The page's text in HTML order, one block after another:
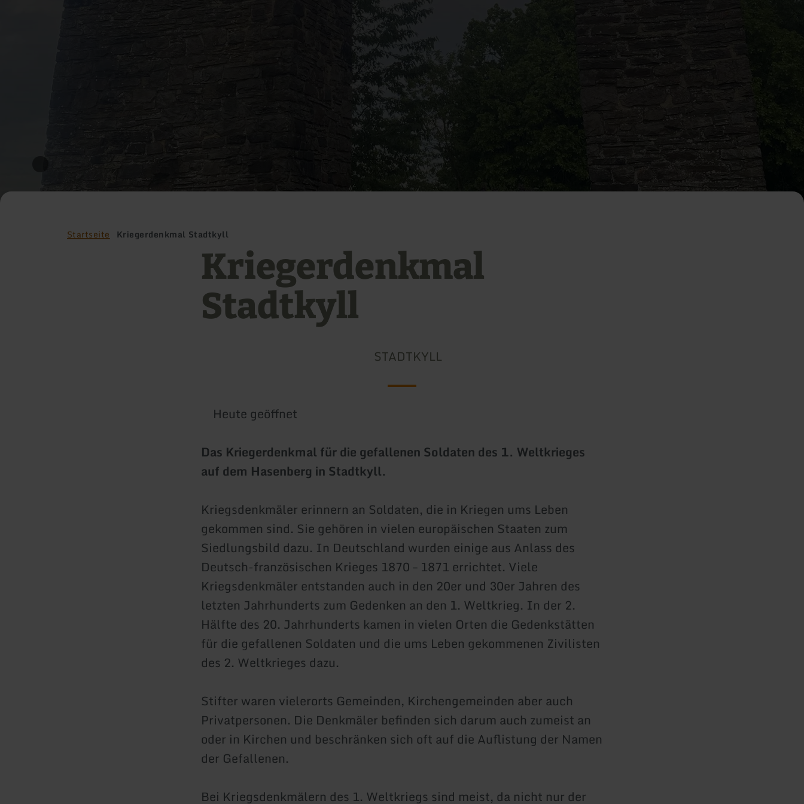
Startseite Kriegerdenkmal Stadtkyll
Kriegerdenkmal
Stadtkyll
STADTKYLL
Heute geöffnet
Das Kriegerdenkmal für die gefallenen Soldaten des 1. Weltkrieges
auf dem Hasenberg in Stadtkyll.
Kriegsdenkmäler erinnern an Soldaten, die in Kriegen ums Leben
gekommen sind. Sie gehören in vielen europäischen Staaten zum
Siedlungsbild dazu. In Deutschland wurden einige aus Anlass des
Deutsch-französischen Krieges 1870 – 1871 errichtet. Viele
Kriegsdenkmäler entstanden auch in den 20er und 30er Jahren des
letzten Jahrhunderts zum Gedenken an den 1. Weltkrieg. In der 2.
Hälfte des 20. Jahrhunderts kamen in vielen Orten die Gedenkstätten
für die gefallenen Soldaten und die ums Leben gekommenen Zivilisten
des 2. Weltkrieges dazu.
Stifter waren vielerorts Gemeinden, Kirchengemeinden aber auch
Privatpersonen. Die Denkmäler befinden sich darum auch zumeist an
oder in Kirchen und beschränken sich oft auf die Auflistung der Namen
der Gefallenen.
Bei Kriegsdenkmälern des 1. Weltkriegs sind meist, da nicht nur der